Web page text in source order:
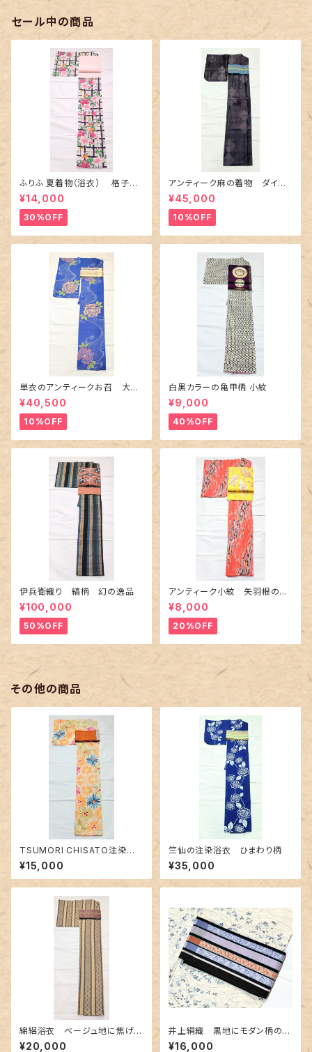
セール中の商品
ふりふ 夏着物（浴衣） 格子に
百合や秋草花
¥14,000
30%OFF
アンティーク麻の着物 ダイヤ
に市松柄の上布
¥45,000
10%OFF
単衣のアンティークお召 大輪
の薔薇柄柄
¥40,500
10%OFF
白黒カラーの亀甲柄 小紋
¥9,000
40%OFF
伊兵衛織り 縞柄 幻の逸品
¥100,000
50%OFF
アンティーク小紋 矢羽根の地
紋に短冊柄 裄６６cm
¥8,000
20%OFF
その他の商品
TSUMORI CHISATO注染浴
衣 未使用品〜花火のようなお
花柄〜
¥15,000
竺仙の注染浴衣 ひまわり柄
¥35,000
綿絽浴衣 ベージュ地に焦げ茶
色 鱗と松菱柄
¥20,000
井上絹織 黒地にモダン柄の博
多織半幅 リバーシブル
¥16,000